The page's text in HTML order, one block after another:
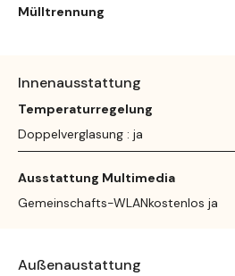
Mülltrennung
Innenausstattung
Temperaturregelung
Doppelverglasung : ja
Ausstattung Multimedia
Gemeinschafts-WLANkostenlos ja
Außenaustattung